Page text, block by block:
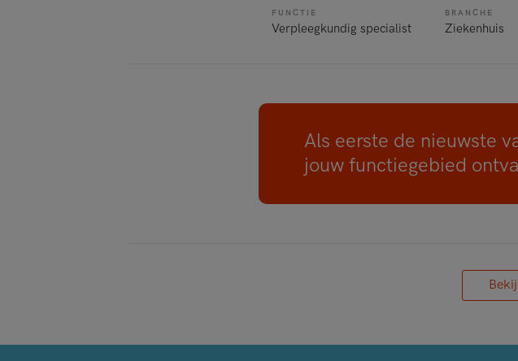
FUNCTIE
Verpleegkundig specialist
BRANCHE
Ziekenhuis
Als eerste de nieuwste
jouw functiegebied